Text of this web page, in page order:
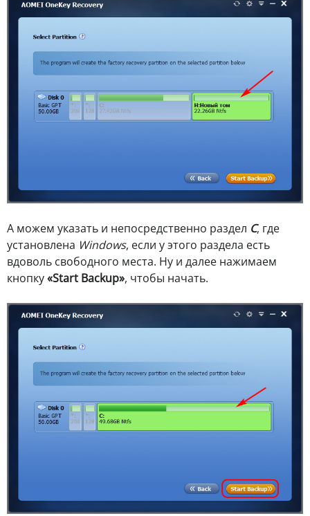
А можем указать и непосредственно раздел С, где
установлена Windows, если у этого раздела есть
вдоволь свободного места. Ну и далее нажимаем
кнопку«Start Backup», чтобы начать.